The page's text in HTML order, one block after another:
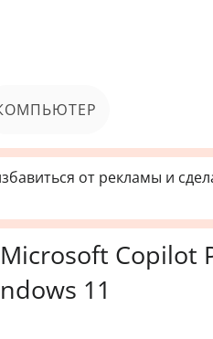
от рекламы и
Copilot
11